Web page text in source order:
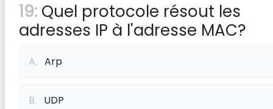
19: Quel protocole résout les
adresses IP à l'adresse MAC?
A. Arp
B. UDP